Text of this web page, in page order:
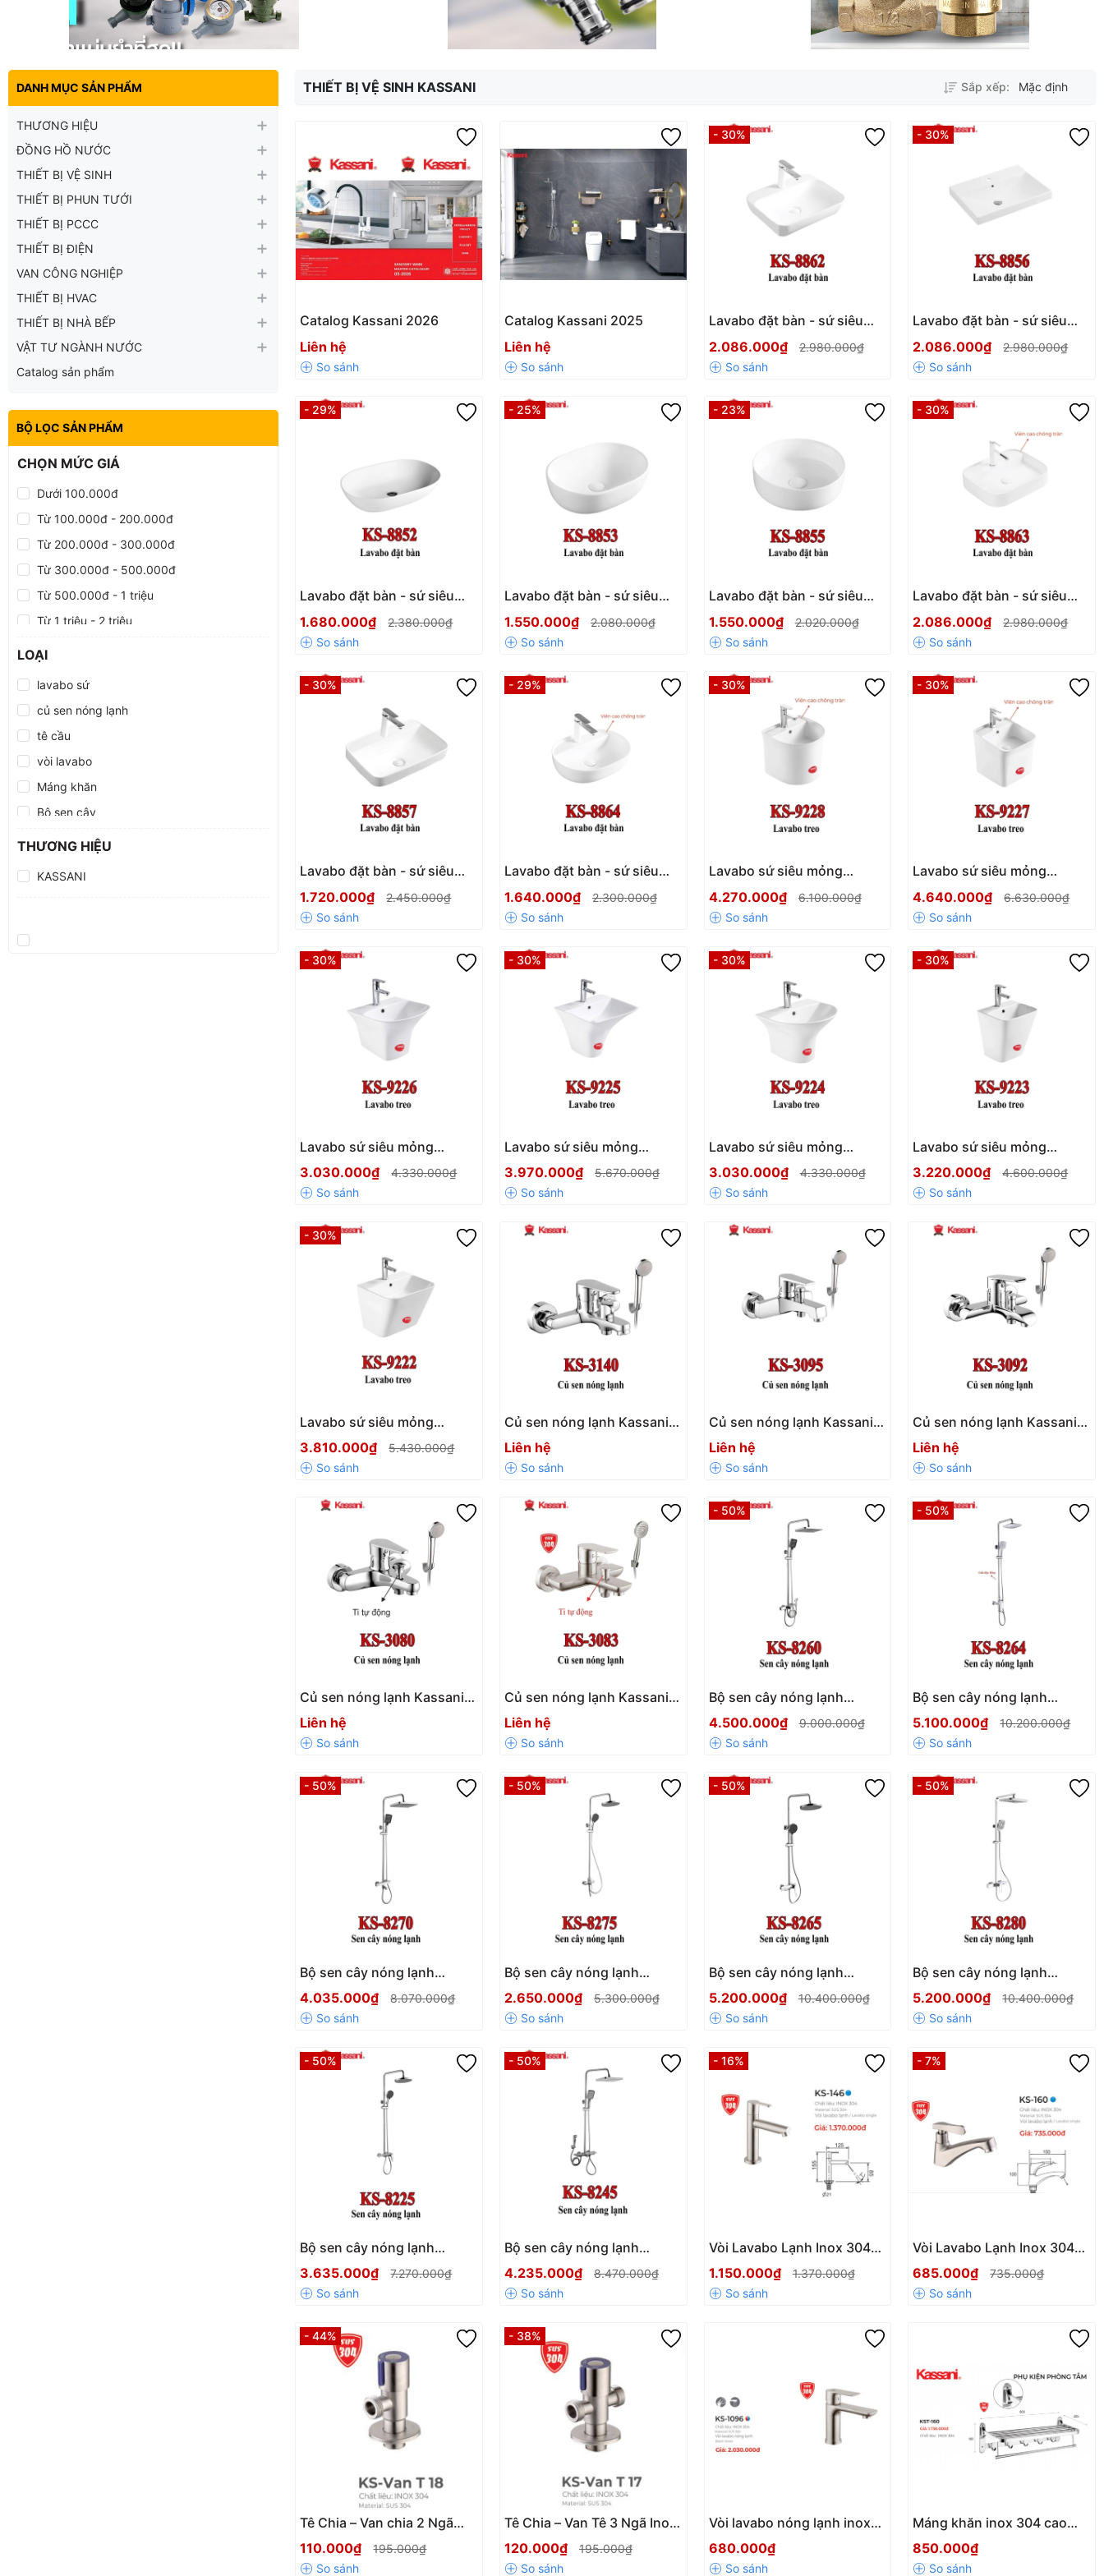
DANH MỤC SẢN PHẨM
THƯƠNG HIỆU
ĐỒNG HỒ NƯỚC
THIẾT BỊ VỆ SINH
THIẾT BỊ PHUN TƯỚI
THIẾT BỊ PCCC
THIẾT BỊ ĐIỆN
VAN CÔNG NGHIỆP
THIẾT BỊ HVAC
THIẾT BỊ NHÀ BẾP
VẬT TƯ NGÀNH NƯỚC
Catalog sản phẩm
BỘ LỌC SẢN PHẨM
CHỌN MỨC GIÁ
Dưới 100.000đ
Từ 100.000đ - 200.000đ
Từ 200.000đ - 300.000đ
Từ 300.000đ - 500.000đ
Từ 500.000đ - 1 triệu
Từ 1 triệu - 2 triệu
LOẠI
lavabo sứ
củ sen nóng lạnh
tê cầu
vòi lavabo
Máng khăn
Bộ sen cây
VÒI RỬA CHÉN
THƯƠNG HIỆU
KASSANI
THIẾT BỊ VỆ SINH KASSANI Sắp xếp: Mặc định
Catalog Kassani 2026
Liên hệ
Catalog Kassani 2025
Liên hệ
- 30%
Lavabo đặt bàn - sứ siêu
mỏng Kassani KS-8862
2.086.000₫ 2.980.000₫
- 30%
Lavabo đặt bàn - sứ siêu
mỏng Kassani KS-8856
2.086.000₫ 2.980.000₫
- 29%
Lavabo đặt bàn - sứ siêu
mỏng Kassani KS-8852
1.680.000₫ 2.380.000₫
- 25%
Lavabo đặt bàn - sứ siêu
mỏng Kassani KS-8853
1.550.000₫ 2.080.000₫
- 23%
Lavabo đặt bàn - sứ siêu
mỏng Kassani KS-8855
1.550.000₫ 2.020.000₫
- 30%
Lavabo đặt bàn - sứ siêu
mỏng Kassani KS-8863
2.086.000₫ 2.980.000₫
- 30%
Lavabo đặt bàn - sứ siêu
mỏng Kassani KS-8857
1.720.000₫ 2.450.000₫
- 29%
Lavabo đặt bàn - sứ siêu
mỏng Kassani KS-8864
1.640.000₫ 2.300.000₫
- 30%
Lavabo sứ siêu mỏng
Kassani KS-9228
4.270.000₫ 6.100.000₫
- 30%
Lavabo sứ siêu mỏng
Kassani KS-9227
4.640.000₫ 6.630.000₫
- 30%
Lavabo sứ siêu mỏng
Kassani KS-9226
3.030.000₫ 4.330.000₫
- 30%
Lavabo sứ siêu mỏng
Kassani KS-9225
3.970.000₫ 5.670.000₫
- 30%
Lavabo sứ siêu mỏng
Kassani KS-9224
3.030.000₫ 4.330.000₫
- 30%
Lavabo sứ siêu mỏng
Kassani KS-9223
3.220.000₫ 4.600.000₫
- 30%
Lavabo sứ siêu mỏng
Kassani KS-9222
3.810.000₫ 5.430.000₫
Củ sen nóng lạnh Kassani
KS 3140
Liên hệ
Củ sen nóng lạnh Kassani
KS 3095
Liên hệ
Củ sen nóng lạnh Kassani
KS 3092
Liên hệ
Củ sen nóng lạnh Kassani
KS 3080
Liên hệ
Củ sen nóng lạnh Kassani
KS 3083
Liên hệ
- 50%
Bộ sen cây nóng lạnh
Kassani 8260
4.500.000₫ 9.000.000₫
- 50%
Bộ sen cây nóng lạnh
Kassani 8264
5.100.000₫ 10.200.000₫
- 50%
Bộ sen cây nóng lạnh
Kassani 8270
4.035.000₫ 8.070.000₫
- 50%
Bộ sen cây nóng lạnh
Kassani 8275
2.650.000₫ 5.300.000₫
- 50%
Bộ sen cây nóng lạnh
Kassani 8265
5.200.000₫ 10.400.000₫
- 50%
Bộ sen cây nóng lạnh
Kassani 8280
5.200.000₫ 10.400.000₫
- 50%
Bộ sen cây nóng lạnh
Kassani 8225
3.635.000₫ 7.270.000₫
- 50%
Bộ sen cây nóng lạnh
Kassani 8245
4.235.000₫ 8.470.000₫
- 16%
Vòi Lavabo Lạnh Inox 304
Kassani Cao Cấp KS-146 –
Sang Trọng, Bền Bỉ, Chống
Gỉ Sét
1.150.000₫ 1.370.000₫
- 7%
Vòi Lavabo Lạnh Inox 304
Kassani Cao Cấp KS-160 –
Sang Trọng, Bền Bỉ, Chống
Gỉ Sét
685.000₫ 735.000₫
- 44%
Tê Chia – Van chia 2 Ngã
Inox 304 Kassani Cao Cấp
Chính Hãng
110.000₫ 195.000₫
- 38%
Tê Chia – Van Tê 3 Ngã Inox
304 Kassani Cao Cấp Chính
Hãng
120.000₫ 195.000₫
Vòi lavabo nóng lạnh inox
304 cao cấp Kassani Thái
Lan KS1096
680.000₫
Máng khăn inox 304 cao
cấp Kassani Thái Lan
KST160
850.000₫